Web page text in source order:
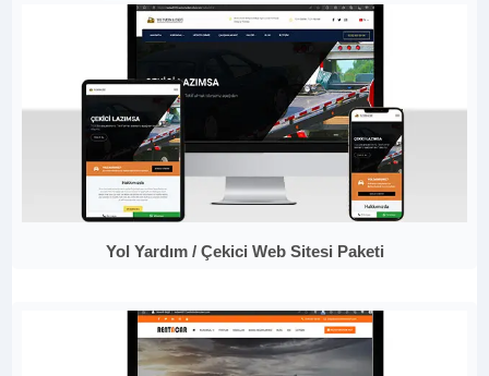
Yol Yardım / Çekici Web Sitesi Paketi